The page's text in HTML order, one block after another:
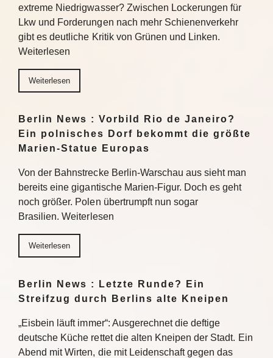
extreme Niedrigwasser? Zwischen Lockerungen für
Lkw und Forderungen nach mehr Schienenverkehr
gibt es deutliche Kritik von Grünen und Linken.
Weiterlesen
Weiterlesen
Berlin News : Vorbild Rio de Janeiro?
Ein polnisches Dorf bekommt die größte
Marien-Statue Europas
Von der Bahnstrecke Berlin-Warschau aus sieht man
bereits eine gigantische Marien-Figur. Doch es geht
noch größer. Polen übertrumpft nun sogar
Brasilien. Weiterlesen
Weiterlesen
Berlin News : Letzte Runde? Ein
Streifzug durch Berlins alte Kneipen
„Eisbein läuft immer“: Ausgerechnet die deftige
deutsche Küche rettet die alten Kneipen der Stadt. Ein
Abend mit Wirten, die mit Leidenschaft gegen das